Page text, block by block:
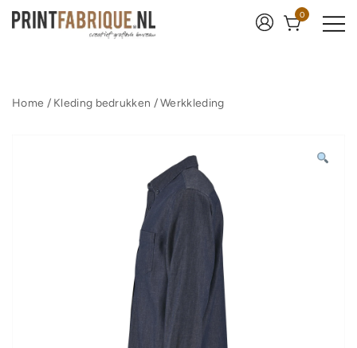
naar
0
Home / Kleding bedrukken /Werkkleding